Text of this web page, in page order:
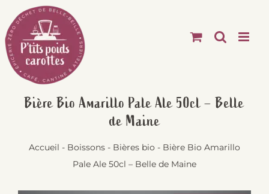
Passer
au
contenu
Bière Bio Amarillo Pale Ale 50cl – Belle
de Maine
Accueil - Boissons - Bières bio - Bière Bio Amarillo
Pale Ale 50cl – Belle de Maine